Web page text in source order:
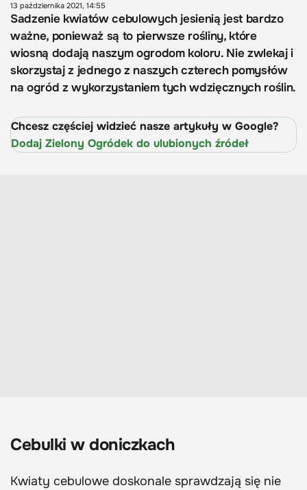
13 października 2021, 14:55
Sadzenie kwiatów cebulowych jesienią jest bardzo
ważne, ponieważ są to pierwsze rośliny, które
wiosną dodają naszym ogrodom koloru. Nie zwlekaj i
skorzystaj z jednego z naszych czterech pomysłów
na ogród z wykorzystaniem tych wdzięcznych roślin.
Chcesz częściej widzieć nasze artykuły w Google?
Dodaj Zielony Ogródek do ulubionych źródeł
Cebulki w doniczkach
Kwiaty cebulowe doskonale sprawdzają się nie